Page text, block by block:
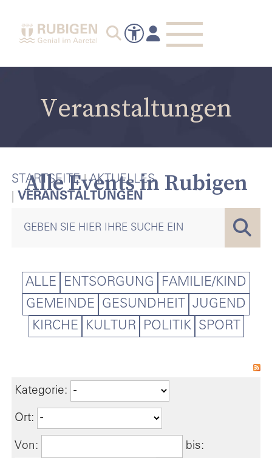
Veranstaltungen
STARTSEITE
AKTUELLES
VERANSTALTUNGEN
Alle Events in Rubigen
ALLE ENTSORGUNG
FAMILIE/KIND
GEMEINDE
GESUNDHEIT
JUGEND
KIRCHE
KULTUR POLITIK SPORT
Kategorie:
Ort:
Von: bis: